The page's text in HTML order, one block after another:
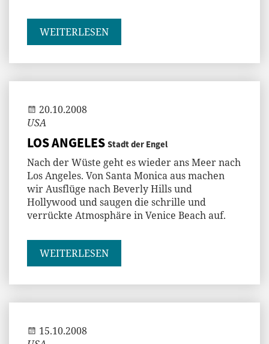
WEITERLESEN
20.10.2008
USA
LOS ANGELES Stadt der Engel
Nach der Wüste geht es wieder ans Meer nach
Los Angeles. Von Santa Monica aus machen
wir Ausflüge nach Beverly Hills und
Hollywood und saugen die schrille und
verrückte Atmosphäre in Venice Beach auf.
WEITERLESEN
15.10.2008